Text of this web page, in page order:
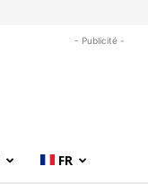
- Publicité -
FR